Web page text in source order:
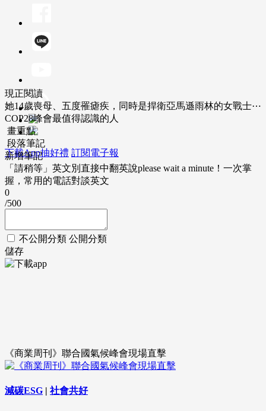
下載App抽好禮 訂閱電子報
現正閱讀
她14歲喪母、五度罹瘧疾，同時是捍衛亞馬遜雨林的女戰士⋯
COP28峰會最值得認識的人
畫重點
段落筆記
新增筆記
「請稍等」英文別直接中翻英說please wait a minute！一次掌
握，常用的電話對談英文
0
/500
不公開分類 公開分類
儲存
《商業周刊》聯合國氣候峰會現場直擊
減碳ESG | 社會共好